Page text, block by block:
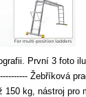
První 3 foto
Žebříková
150 kg, nástroj